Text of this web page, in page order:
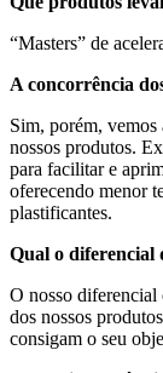
“Masters” de
A concorrência
Sim, porém,
nossos produtos.
para facilitar e
oferecendo menor
plastificantes.
Qual o diferencial
O nosso diferencial
dos nossos
consigam o seu